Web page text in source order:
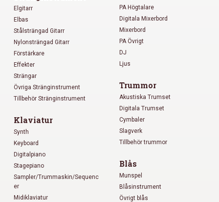
Elgitarr
Elbas
Stålsträngad Gitarr
Nylonsträngad Gitarr
Förstärkare
Effekter
Strängar
Övriga Stränginstrument
Tillbehör Stränginstrument
Klaviatur
Synth
Keyboard
Digitalpiano
Stagepiano
Sampler/Trummaskin/Sequenc
er
Midiklaviatur
PA Högtalare
Digitala Mixerbord
Mixerbord
PA Övrigt
DJ
Ljus
Trummor
Akustiska Trumset
Digitala Trumset
Cymbaler
Slagverk
Tillbehör trummor
Blås
Munspel
Blåsinstrument
Övrigt blås